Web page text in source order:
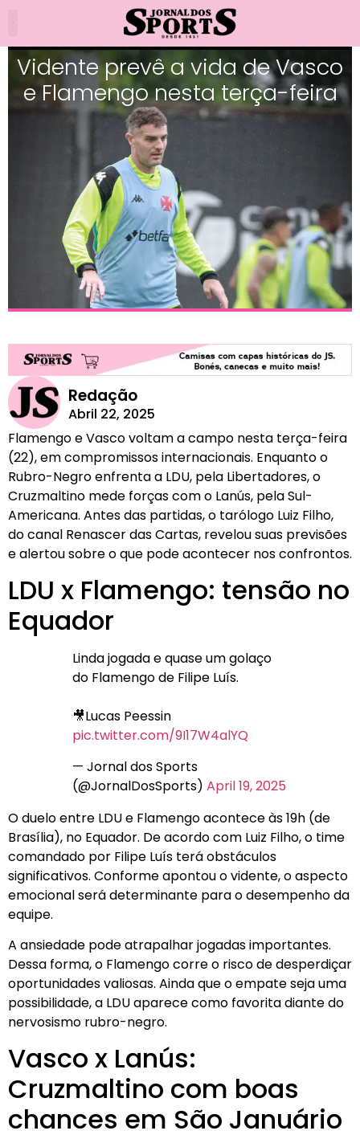
Vidente prevê a vida de Vasco
e Flamengo nesta terça-feira
Redação
Abril 22, 2025
Flamengo e Vasco voltam a campo nesta terça-feira
(22), em compromissos internacionais. Enquanto o
Rubro-Negro enfrenta a LDU, pela Libertadores, o
Cruzmaltino mede forças com o Lanús, pela Sul-
Americana. Antes das partidas, o tarólogo Luiz Filho,
do canal Renascer das Cartas, revelou suas previsões
e alertou sobre o que pode acontecer nos confrontos.
LDU x Flamengo: tensão no
Equador
Linda jogada e quase um golaço
do Flamengo de Filipe Luís.
🎥Lucas Peessin
pic.twitter.com/9I17W4alYQ
— Jornal dos Sports
(@JornalDosSports) April 19, 2025
O duelo entre LDU e Flamengo acontece às 19h (de
Brasília), no Equador. De acordo com Luiz Filho, o time
comandado por Filipe Luís terá obstáculos
significativos. Conforme apontou o vidente, o aspecto
emocional será determinante para o desempenho da
equipe.
A ansiedade pode atrapalhar jogadas importantes.
Dessa forma, o Flamengo corre o risco de desperdiçar
oportunidades valiosas. Ainda que o empate seja uma
possibilidade, a LDU aparece como favorita diante do
nervosismo rubro-negro.
Vasco x Lanús:
Cruzmaltino com boas
chances em São Januário